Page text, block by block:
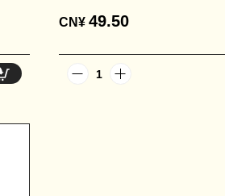
CN¥ 49.50
1